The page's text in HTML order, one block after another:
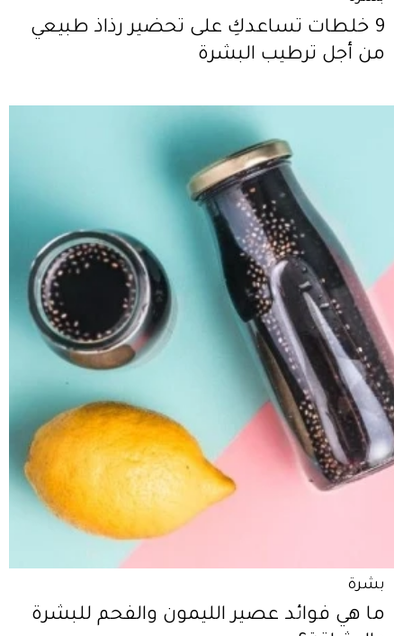
9 خلطات تساعدكِ على تحضير رذاذ طبيعي
من أجل ترطيب البشرة
بشرة
ما هي فوائد عصير الليمون والفحم للبشرة